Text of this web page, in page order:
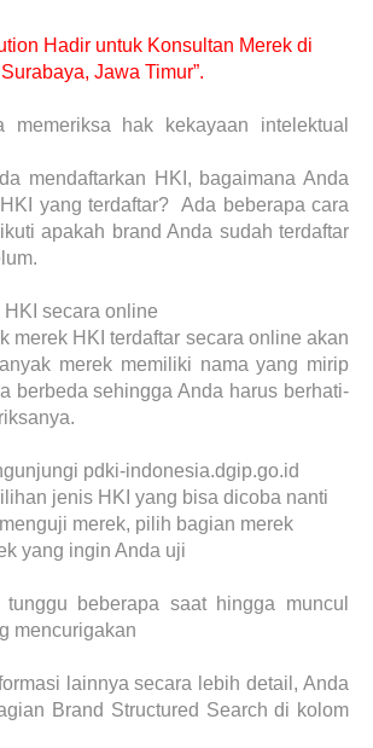
Hadir untuk Konsultan Merek di
Surabaya, Jawa Timur”.
memeriksa hak kekayaan intelektual
mendaftarkan HKI, bagaimana Anda
yang terdaftar? Ada beberapa cara
apakah brand Anda sudah terdaftar
HKI secara online
merek HKI terdaftar secara online akan
merek memiliki nama yang mirip
berbeda sehingga Anda harus berhati-
pdki-indonesia.dgip.go.id
jenis HKI yang bisa dicoba nanti
merek, pilih bagian merek
yang ingin Anda uji
beberapa saat hingga muncul
mencurigakan
lainnya secara lebih detail, Anda
Brand Structured Search di kolom